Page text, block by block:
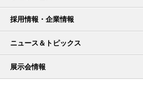
採用情報・企業情報
ニュース＆トピックス
展示会情報